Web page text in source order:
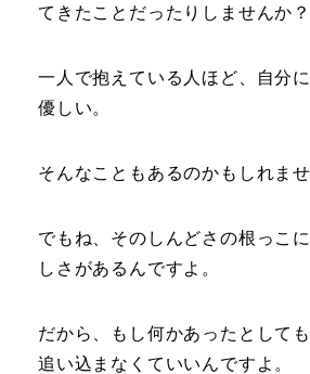
てきたことだったりしませんか？
一人で抱えている人ほど、自分
優しい。
そんなこともあるのかもしれませ
でもね、そのしんどさの根っこ
しさがあるんですよ。
だから、もし何かあったとして
追い込まなくていいんですよ。